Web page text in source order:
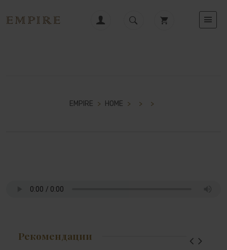
EMPIRE > HOME > > >
Рекомендации